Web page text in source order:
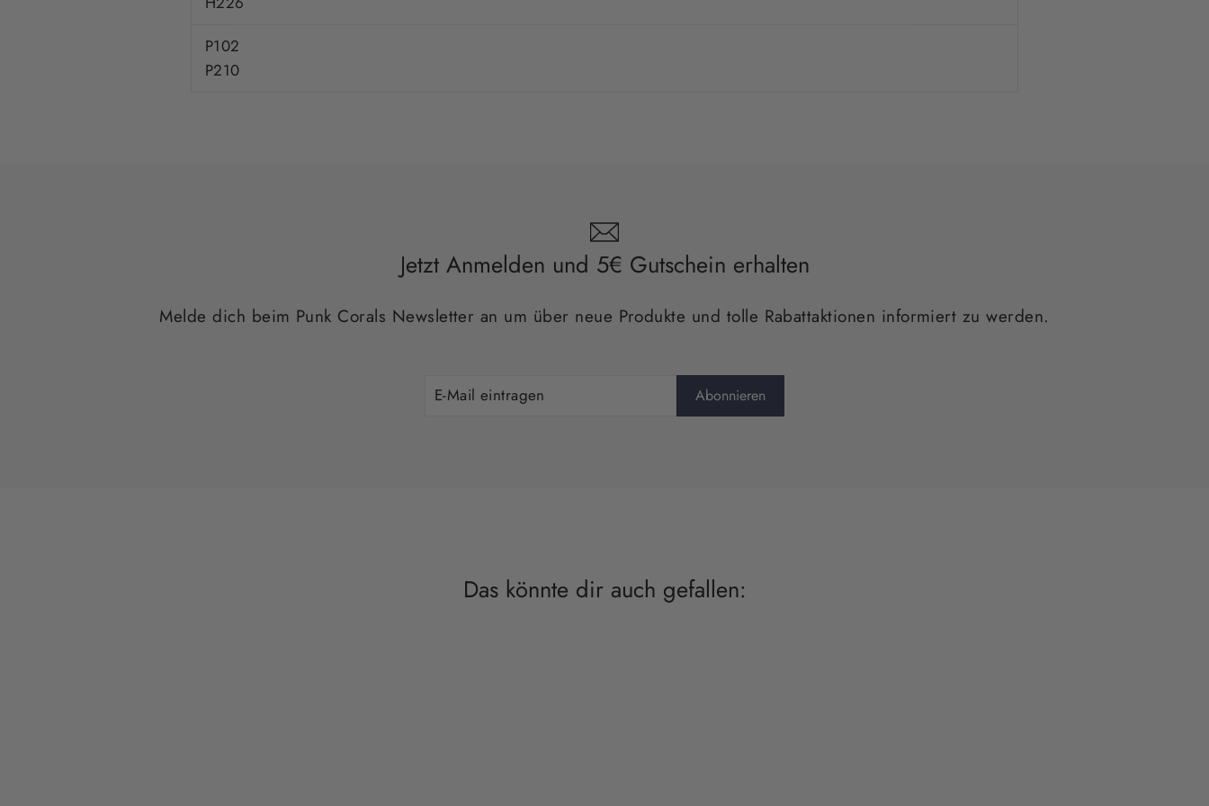
P102
P210
Jetzt Anmelden und 5€ Gutschein erhalten
Melde dich beim Punk Corals Newsletter an um über neue Produkte und tolle Rabattaktionen informiert zu werden.
Abonnieren
Das könnte dir auch gefallen: